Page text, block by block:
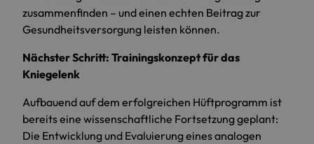
zusammenfinden – und einen echten Beitrag zur
Gesundheitsversorgung leisten können.
Nächster Schritt: Trainingskonzept für das
Kniegelenk
Aufbauend auf dem erfolgreichen Hüftprogramm ist
bereits eine wissenschaftliche Fortsetzung geplant:
Die Entwicklung und Evaluierung eines analogen